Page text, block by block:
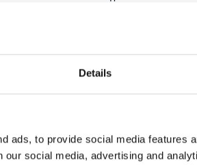
Details
ads, to provide social media features
our social media, advertising and
SFC-sertifioitu
”